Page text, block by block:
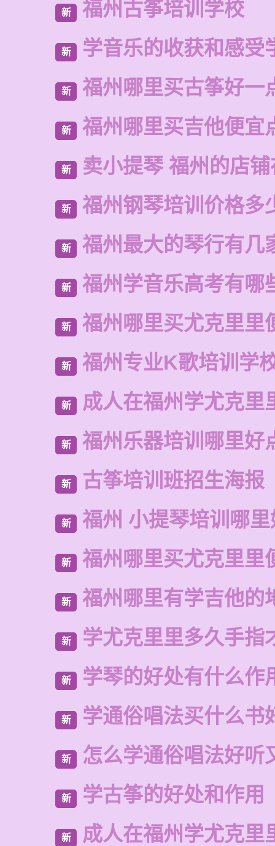
新 福州古筝培训学校
新 学音乐的收获和感受
新 福州哪里买古筝好一
新 福州哪里买吉他便宜
新 卖小提琴 福州的店
新 福州钢琴培训价格多
新 福州最大的琴行有几
新 福州学音乐高考有哪
新 福州哪里买尤克里里
新 福州专业K歌培训学
新 成人在福州学尤克里
新 福州乐器培训哪里好
新 古筝培训班招生海报
新 福州 小提琴培训哪
新 福州哪里买尤克里里
新 福州哪里有学吉他的
新 学尤克里里多久手指
新 学琴的好处有什么作
新 学通俗唱法买什么书
新 怎么学通俗唱法好听
新 学古筝的好处和作用
新 成人在福州学尤克里